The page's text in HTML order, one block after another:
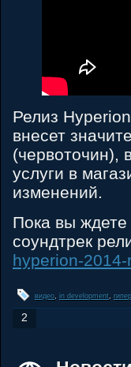
Релиз
внесет
(червоточин),
услуги в
изменений.
Пока вы
соундтрек
hyperion-
видео, in development
2